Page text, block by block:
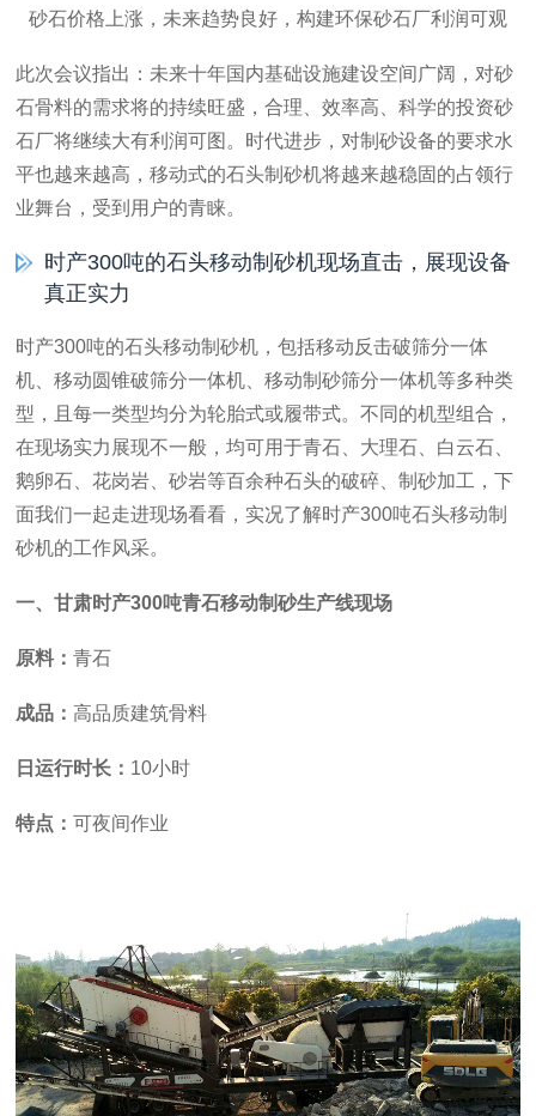
砂石价格上涨，未来趋势良好，构建环保砂石厂利润可观
此次会议指出：未来十年国内基础设施建设空间广阔，对砂
石骨料的需求将的持续旺盛，合理、效率高、科学的投资砂
石厂将继续大有利润可图。时代进步，对制砂设备的要求水
平也越来越高，移动式的石头制砂机将越来越稳固的占领行
业舞台，受到用户的青睐。
时产300吨的石头移动制砂机现场直击，展现设备
真正实力
时产300吨的石头移动制砂机，包括移动反击破筛分一体
机、移动圆锥破筛分一体机、移动制砂筛分一体机等多种类
型，且每一类型均分为轮胎式或履带式。不同的机型组合，
在现场实力展现不一般，均可用于青石、大理石、白云石、
鹅卵石、花岗岩、砂岩等百余种石头的破碎、制砂加工，下
面我们一起走进现场看看，实况了解时产300吨石头移动制
砂机的工作风采。
一、甘肃时产300吨青石移动制砂生产线现场
原料：青石
成品：高品质建筑骨料
日运行时长： 10小时
特点：可夜间作业